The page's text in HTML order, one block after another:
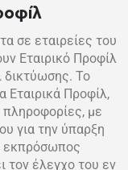
σε εταιρείες του
Εταιρικό Προφίλ
δικτύωσης. Το
Εταιρικά Προφίλ,
πληροφορίες, με
για την ύπαρξη
εκπρόσωπος
τον έλεγχο του εν